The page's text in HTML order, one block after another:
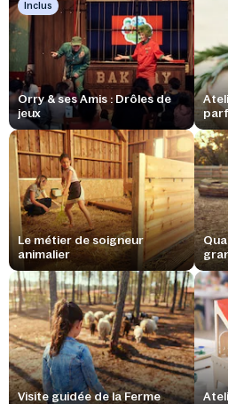
Inclus
Orry & ses Amis : Drôles de
jeux
Le métier de soigneur
animalier
Visite guidée de la Ferme